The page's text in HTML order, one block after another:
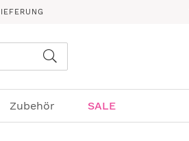
Zubehör SALE